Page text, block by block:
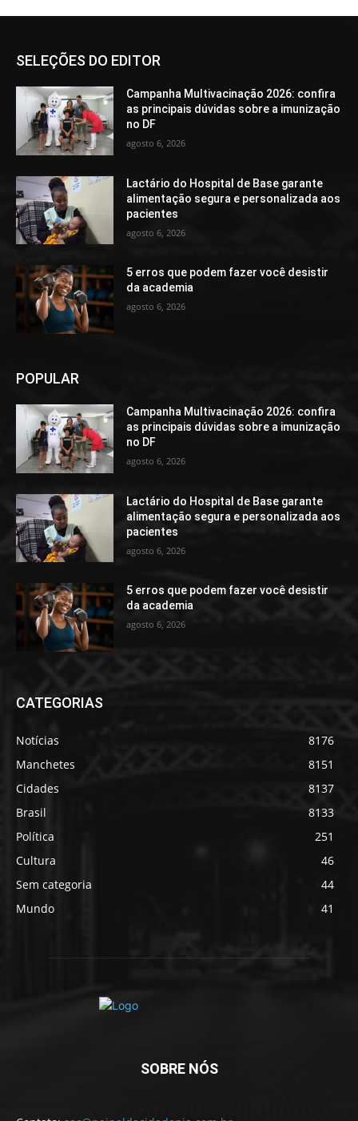
SELEÇÕES DO EDITOR
Campanha Multivacinação 2026: confira
as principais dúvidas sobre a imunização
no DF
agosto 6, 2026
Lactário do Hospital de Base garante
alimentação segura e personalizada aos
pacientes
agosto 6, 2026
5 erros que podem fazer você desistir
da academia
agosto 6, 2026
POPULAR
Campanha Multivacinação 2026: confira
as principais dúvidas sobre a imunização
no DF
agosto 6, 2026
Lactário do Hospital de Base garante
alimentação segura e personalizada aos
pacientes
agosto 6, 2026
5 erros que podem fazer você desistir
da academia
agosto 6, 2026
CATEGORIAS
Notícias
8176
Manchetes
8151
Cidades
8137
Brasil
8133
Política
251
Cultura
46
Sem categoria
44
Mundo
41
SOBRE NÓS